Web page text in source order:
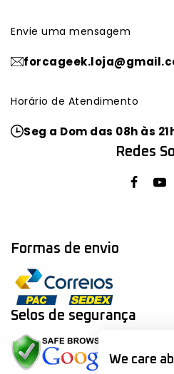
Envie uma mensagem
Horário de Atendimento
Seg a Dom das 08h às
Redes
Formas de envio
Selos de segurança
We care